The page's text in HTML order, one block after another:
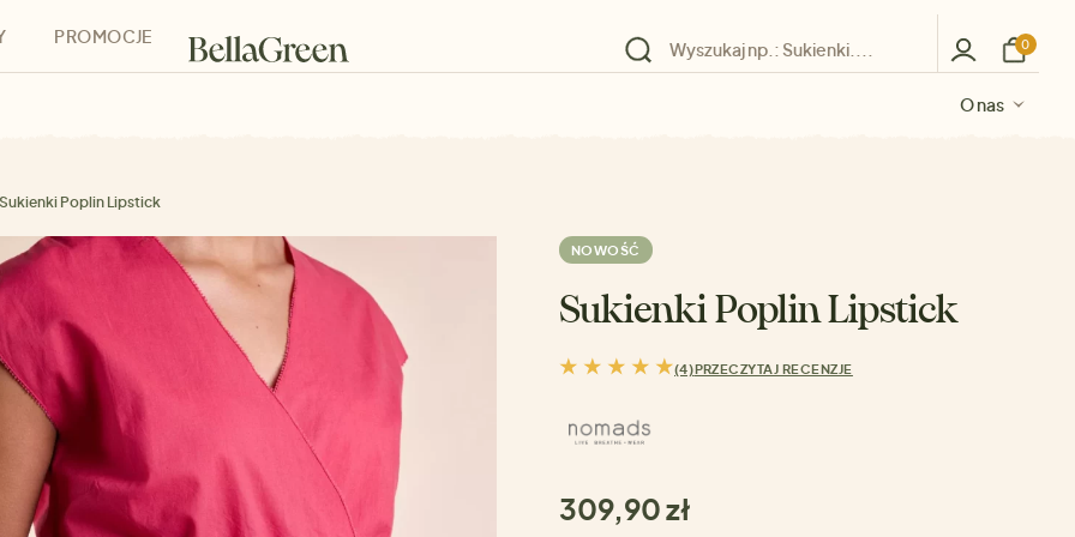
O nas
O nas
O nas
PROMOCJE
O nas
0
Sukienki Poplin Lipstick
NOWOŚĆ
Sukienki Poplin Lipstick
(4)PRZECZYTAJ RECENZJE
309,90 zł